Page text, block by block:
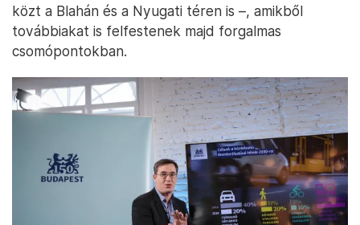
közt a Blahán és a Nyugati téren is –, amikből
továbbiakat is felfestenek majd forgalmas
csomópontokban.